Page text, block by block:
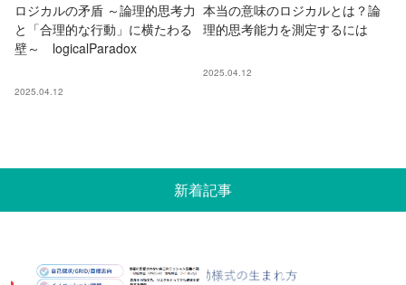
ロジカルの矛盾 ～論理的思考力
と「合理的な行動」に横たわる
壁～ logicalParadox
2025.04.12
本当の意味のロジカルとは？論
理的思考能力を測定するには
2025.04.12
新着記事